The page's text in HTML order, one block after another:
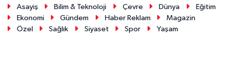
Asayiş Bilim & Teknoloji Çevre Dünya
Eğitim
Ekonomi
Gündem Haber Reklam
Magazin
Özel
Sağlık Siyaset Spor Yaşam